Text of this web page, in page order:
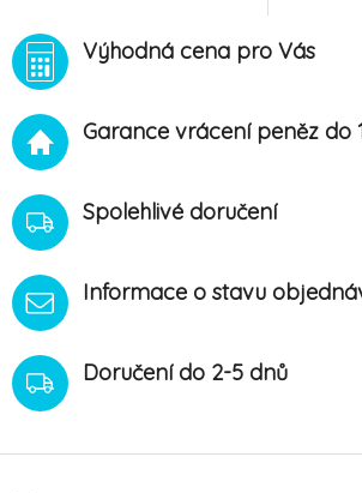
klíšťatům, dále také proti
létajícímu hmyzu. Složení
pipet je čistě přírodní, takže
březích koček, koťat a koček
s alergií na běžné insekticidy.
po
Výhodná cena pro Vás
Garance vrácení peněz do
Spolehlivé doručení
Informace o stavu
Doručení do 2-5 dnů